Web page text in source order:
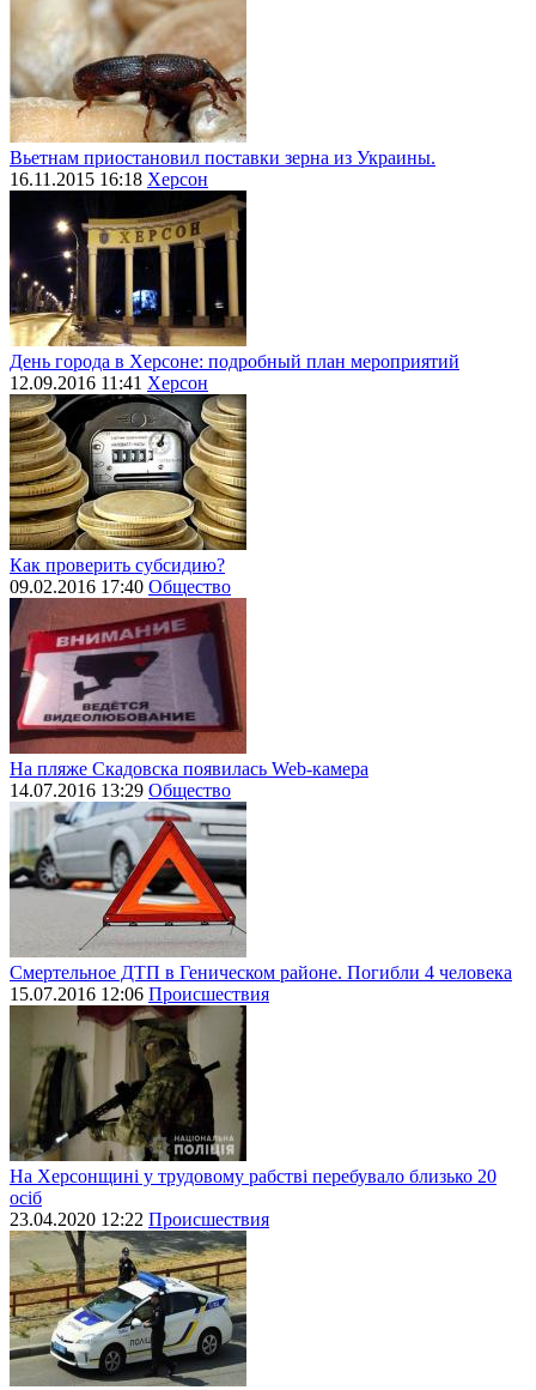
Вьетнам приостановил поставки зерна из Украины.
16.11.2015 16:18 Херсон
День города в Херсоне: подробный план мероприятий
12.09.2016 11:41 Херсон
Как проверить субсидию?
09.02.2016 17:40 Общество
На пляже Скадовска появилась Web-камера
14.07.2016 13:29 Общество
Смертельное ДТП в Геническом районе. Погибли 4 человека
15.07.2016 12:06 Происшествия
На Херсонщині у трудовому рабстві перебувало близько 20
осіб
23.04.2020 12:22 Происшествия